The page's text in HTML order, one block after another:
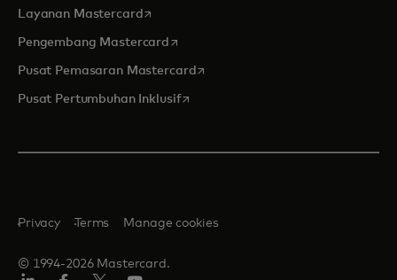
Layanan Mastercardopens in a new tab
Pengembang Mastercard opens in a new tab
Pusat Pemasaran Mastercardopens in a new tab
Pusat Pertumbuhan Inklusifopens in a new tab
© 1994-2026 Mastercard.
Privacy Terms Manage cookies